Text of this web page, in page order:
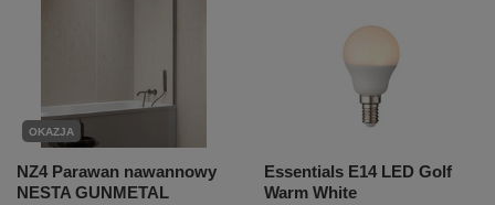
OKAZJA
NZ4 Parawan nawannowy
NESTA GUNMETAL
Essentials E14 LED Golf
Warm White